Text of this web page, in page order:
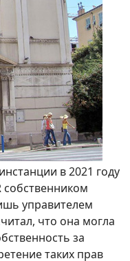
в 2021 году
собственником
управителем
что она могла
за
таких прав